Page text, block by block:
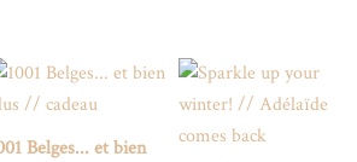
Belges... et bien